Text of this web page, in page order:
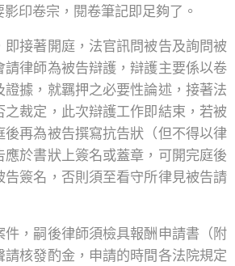
印卷宗，閱卷筆記即足夠了。
即接著開庭，法官訊問被告及詢問被
請律師為被告辯護，辯護主要係以卷
證據，就羈押之必要性論述，接著法
之裁定，此次辯護工作即結束，若被
後再為被告撰寫抗告狀（但不得以律
應於書狀上簽名或蓋章，可開完庭後
告簽名，否則須至看守所律見被告請
件，嗣後律師須檢具報酬申請書（附
核發酌金，申請的時間各法院規定